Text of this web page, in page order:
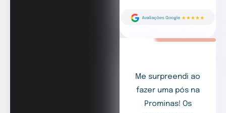
Me surpreendi ao
fazer uma pós na
Prominas! Os